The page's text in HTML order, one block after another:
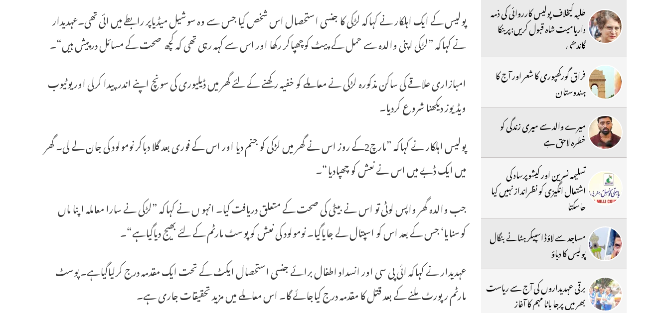
پولیس کے ایک اہلکار نے کہاکہ لڑکی کا جنسی استحصال اس شخص کیا جس سے وہ سوشیل میڈیاپر رابطے میں ائی تھی۔عہدیدار
نے کہاکہ ”لڑکی اپنی والدہ سے حمل کے پیٹ کوچھپاکر رکھا اور اس سے کہہ رہی تھی کہ کچھ صحت کے مسائل درپیش ہیں“۔
امبازاری علاقے کی ساکن مذکورہ لڑکی نے معاملے کو خفیہ رکھنے کے لئے گھر میں ڈیلیوری کی سونچ اپنے اندر پیدا کرلی اور یوٹیوب
ویڈیوز دیکھنا شروع کردیا۔
پولیس اہلکار نے کہاکہ ”مارچ2کے روز اس نے گھر میں لڑکی کو جنم دیا اور اس کے فوری بعد گلا دباکر نومولود کی جان لے لی۔ گھر
میں ایک ڈبے میں اس نے نعش کو چھپادیا“۔
جب والدہ گھر واپس لوٹی تو اس نے بیٹی کی صحت کے متعلق دریافت کیا۔ انہو ں نے کہاکہ ”لڑکی نے سارا معاملہ اپنا ماں
کوسنایا‘ جس کے بعد اس کو اسپتال لے جایاگیا۔ نومولود کی نعش کو پوسٹ مارٹم کے لئے بھیج دیاگیاہے“۔
عہدیدار نے کہاکہ ائی پی سی اور انسداد اطفال برائے جنسی استحصال ایکٹ کے تحت ایک مقدمہ درج کرلیاگیاہے۔ پوسٹ
مارٹم رپورٹ ملنے کے بعد قتل کا مقدمہ درج کیاجائے گا۔ اس معاملے میں مزید تحقیقات جاری ہے۔
طلبہ کیخلاف پولیس کارروائی کی ذمہ
داریامیت شاہ قبول کریں:پرینکا
گاندھی
فراق گورکھپوری کا شعر اور آج کا
ہندوستان
میرے والد سے میری زندگی کو
خطرہ لاحق ہے
تسلیمہ نسرین اور کیشوپرساد کی
اشتعال انگیزی کو نظرانداز نہیں کیا
جاسکتا
مساجد سے لاؤڈ اسپیکر ہٹانے بنگال
پولیس کا دباؤ
برقی عہدیداروں کی آج سے ریاست
بھر میں پرجا باٹا مہم کا آغاز